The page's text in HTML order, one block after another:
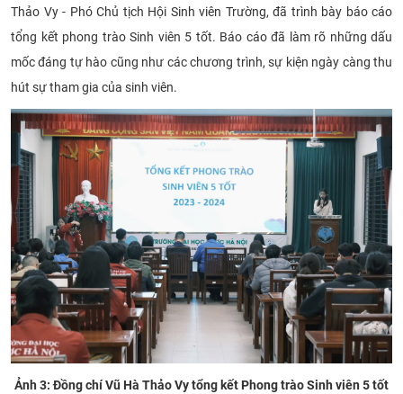
Thảo Vy - Phó Chủ tịch Hội Sinh viên Trường, đã trình bày báo cáo
tổng kết phong trào Sinh viên 5 tốt. Báo cáo đã làm rõ những dấu
mốc đáng tự hào cũng như các chương trình, sự kiện ngày càng thu
hút sự tham gia của sinh viên.
Ảnh 3: Đồng chí Vũ Hà Thảo Vy tổng kết Phong trào Sinh viên 5 tốt